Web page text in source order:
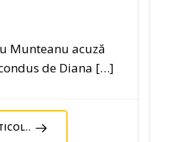
Munteanu acuză
de Diana […]